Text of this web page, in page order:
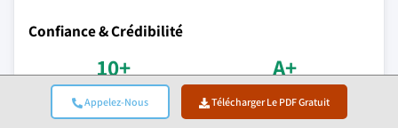
Appelez-Nous Télécharger Le PDF Gratuit
Confiance & Crédibilité
10+
Années de service
A+
Accréditation BBB